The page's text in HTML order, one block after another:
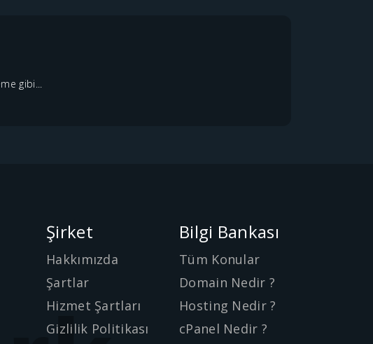
gibi...
Şirket
Hakkımızda
Şartlar
Hizmet Şartları
Gizlilik Politikası
Bilgi Bankası
Tüm Konular
Domain Nedir ?
Hosting Nedir ?
cPanel Nedir ?